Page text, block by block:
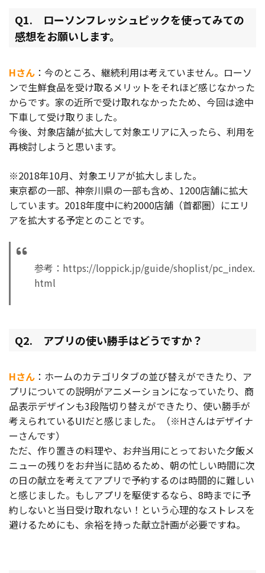
Q1. ローソンフレッシュピックを使ってみての
感想をお願いします。
Hさん ：今のところ、継続利用は考えていません。ローソ
ンで生鮮食品を受け取るメリットをそれほど感じなかった
からです。家の近所で受け取れなかったため、今回は途中
下車して受け取りました。
今後、対象店舗が拡大して対象エリアに入ったら、利用を
再検討しようと思います。
※2018年10月、対象エリアが拡大しました。
東京都の一部、神奈川県の一部も含め、1200店舗に拡大
しています。2018年度中に約2000店舗（首都圏）にエリ
アを拡大する予定とのことです。
参考：https://loppick.jp/guide/shoplist/pc_index.
html
Q2. アプリの使い勝手はどうですか？
Hさん ：ホームのカテゴリタブの並び替えができたり、ア
プリについての説明がアニメーションになっていたり、商
品表示デザインも3段階切り替えができたり、使い勝手が
考えられているUIだと感じました。（※Hさんはデザイナ
ーさんです）
ただ、作り置きの料理や、お弁当用にとっておいた夕飯メ
ニューの残りをお弁当に詰めるため、朝の忙しい時間に次
の日の献立を考えてアプリで予約するのは時間的に難しい
と感じました。もしアプリを駆使するなら、8時までに予
約しないと当日受け取れない！という心理的なストレスを
避けるためにも、余裕を持った献立計画が必要ですね。